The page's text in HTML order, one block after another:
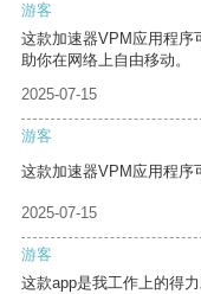
游客
这款加速器VPM应用程序
助你在网络上自由移动。
2025-07-15
游客
这款加速器VPM应用程序
2025-07-15
游客
这款app是我工作上的得